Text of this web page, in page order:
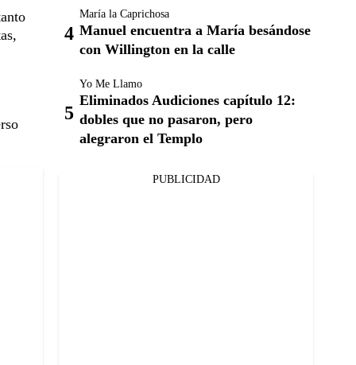
María la Caprichosa
Manuel encuentra a María besándose
con Willington en la calle
Yo Me Llamo
Eliminados Audiciones capítulo 12:
dobles que no pasaron, pero
alegraron el Templo
PUBLICIDAD